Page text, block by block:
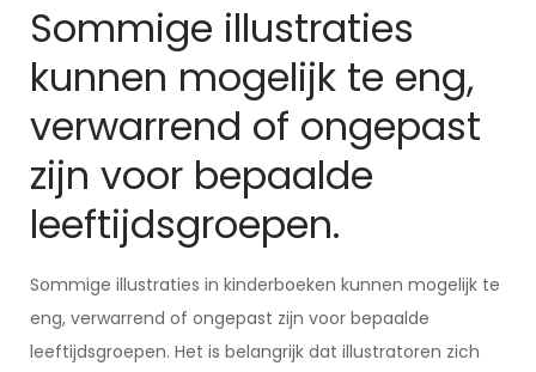
Sommige illustraties
kunnen mogelijk te eng,
verwarrend of ongepast
zijn voor bepaalde
leeftijdsgroepen.
Sommige illustraties in kinderboeken kunnen mogelijk te
eng, verwarrend of ongepast zijn voor bepaalde
leeftijdsgroepen. Het is belangrijk dat illustratoren zich